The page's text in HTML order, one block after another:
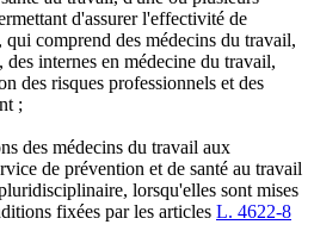
d'assurer l'effectivité de
qui comprend des médecins du travail,
des internes en médecine du travail,
des risques professionnels et des
;
des médecins du travail aux
de prévention et de santé au travail
lorsqu'elles sont mises
fixées par les articles L. 4622-8